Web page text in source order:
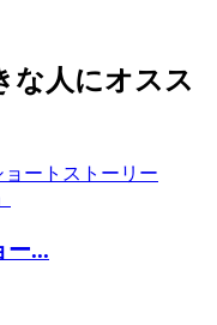
な人にオスス
ー...